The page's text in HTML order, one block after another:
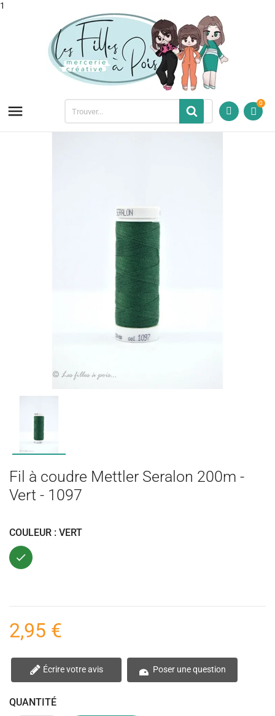
1
 0
Fil à coudre Mettler Seralon 200m -
Vert - 1097
COULEUR : VERT
Vert
2,95 €
Écrire votre avis Poser une question
QUANTITÉ